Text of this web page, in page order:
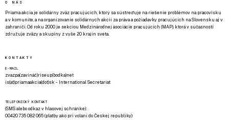
O NÁS
Priama akcia je solidárny zväz pracujúcich, ktorý sa sústreďuje na riešenie problémov na pracovisku
a v komunite, a na organizovanie solidárnych akcií za práva a požiadavky pracujúcich na Slovensku aj v
zahraničí. Od roku 2000 je sekciou Medzinárodnej asociácie pracujúcich (MAP), ktorá v súčasnosti
združuje zväzy a skupiny z vyše 20 krajín sveta.
KONTAKTY
E-MAIL
zvazpa(zavináč)riseup(bodka)net
is(at)priamaakcia(dot)sk - International Secretariat
TELEFONICKÝ KONTAKT
(SMS alebo odkaz v hlasovej schránke):
00420 735 082 065 (platby ako pri volaní do Českej republiky)